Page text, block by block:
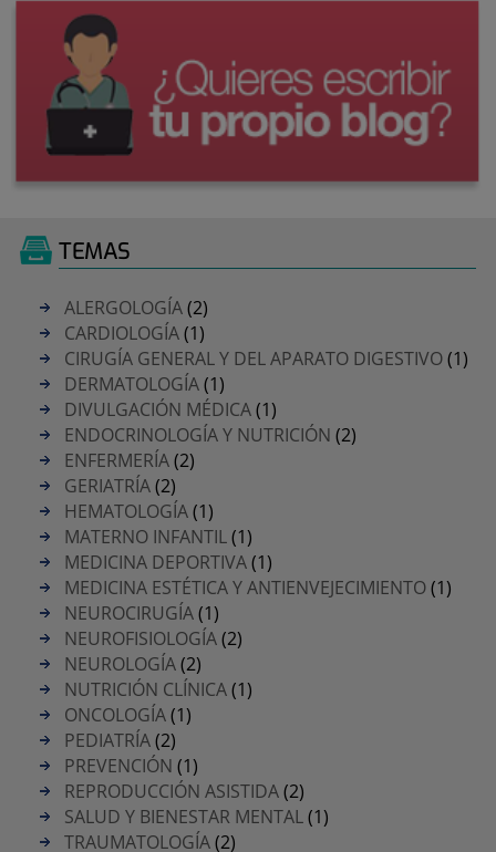
TEMAS
ALERGOLOGÍA(2)
CARDIOLOGÍA(1)
CIRUGÍA GENERAL Y DEL APARATO DIGESTIVO(1)
DERMATOLOGÍA(1)
DIVULGACIÓN MÉDICA(1)
ENDOCRINOLOGÍA Y NUTRICIÓN (2)
ENFERMERÍA(2)
GERIATRÍA(2)
HEMATOLOGÍA(1)
MATERNO INFANTIL(1)
MEDICINA DEPORTIVA(1)
MEDICINA ESTÉTICA Y ANTIENVEJECIMIENTO(1)
NEUROCIRUGÍA(1)
NEUROFISIOLOGÍA(2)
NEUROLOGÍA(2)
NUTRICIÓN CLÍNICA(1)
ONCOLOGÍA(1)
PEDIATRÍA(2)
PREVENCIÓN (1)
REPRODUCCIÓN ASISTIDA(2)
SALUD Y BIENESTAR MENTAL(1)
TRAUMATOLOGÍA(2)